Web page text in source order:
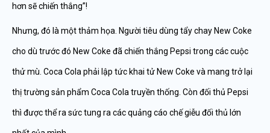
hơn sẽ chiến thắng”!
Nhưng, đó là một thảm họa. Người tiêu dùng tẩy chay New Coke
cho dù trước đó New Coke đã chiến thắng Pepsi trong các cuộc
thử mù. Coca Cola phải lập tức khai tử New Coke và mang trở lại
thị trường sản phẩm Coca Cola truyền thống. Còn đối thủ Pepsi
thì được thể ra sức tung ra các quảng cáo chế giễu đối thủ lớn